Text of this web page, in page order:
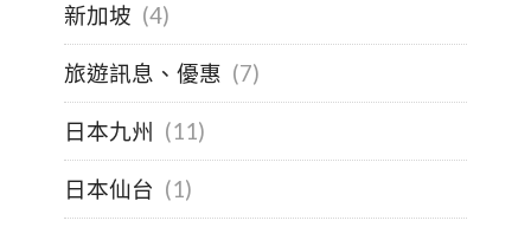
新加坡 (4)
旅遊訊息、優惠 (7)
日本九州 (11)
日本仙台 (1)